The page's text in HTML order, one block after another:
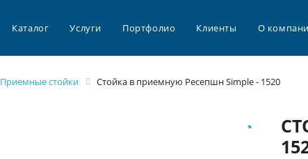
Каталог Услуги Портфолио Клиенты О
Приемные стойки Стойка в приемную Ресепшн Simple - 1520